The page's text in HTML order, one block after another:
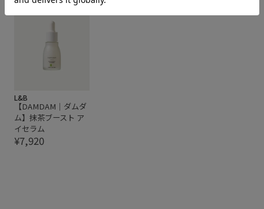
L&B
【DAMDAM｜ダムダ
ム】抹茶ブースト ア
イセラム
¥7,920